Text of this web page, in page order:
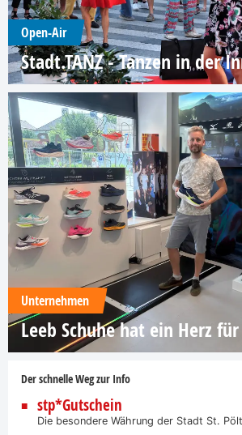
Open-Air
Stadt.TANZ - Tanzen in der
Unternehmen
Leeb Schuhe hat ein Herz
Der schnelle Weg zur Info
stp*Gutschein
Die besondere Währung der Stadt St.